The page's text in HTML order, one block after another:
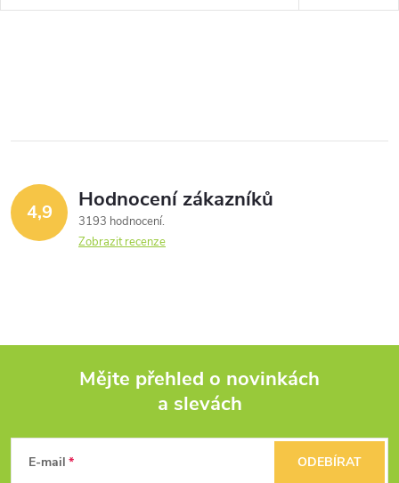
4,9 Hodnocení zákazníků
3193 hodnocení
Zobrazit recenze
Mějte přehled o novinkách
a slevách
E-mail ODEBÍRAT